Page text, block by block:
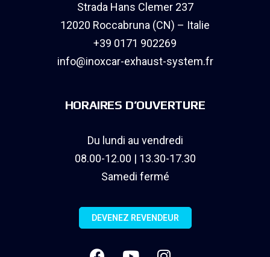
Strada Hans Clemer 237
12020 Roccabruna (CN) – Italie
+39 0171 902269
info@inoxcar-exhaust-system.fr
HORAIRES D’OUVERTURE
Du lundi au vendredi
08.00-12.00 | 13.30-17.30
Samedi fermé
DEVENEZ REVENDEUR